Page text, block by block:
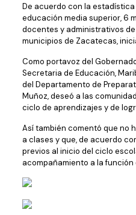
De acuerdo con la
educación media superior, 6
docentes y administrativos
municipios de Zacatecas,
Como portavoz del
Secretaria de Educación,
del Departamento de
Muñoz, deseó a las
ciclo de aprendizajes y de
Así también comentó que no
a clases y que, de acuerdo
previos al inicio del ciclo
acompañamiento a la